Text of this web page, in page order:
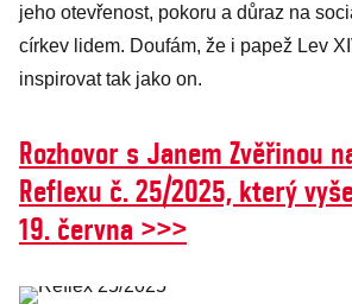
jeho otevřenost, pokoru a důraz na
církev lidem. Doufám, že i papež Lev
inspirovat tak jako on.
Rozhovor s Janem Zvěřinou
Reflexu č. 25/2025, který
19. června >>>